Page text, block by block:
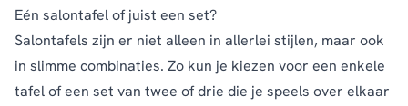
Eén salontafel of juist een set?
Salontafels zijn er niet alleen in allerlei stijlen, maar ook
in slimme combinaties. Zo kun je kiezen voor een enkele
tafel of een set van twee of drie die je speels over elkaar